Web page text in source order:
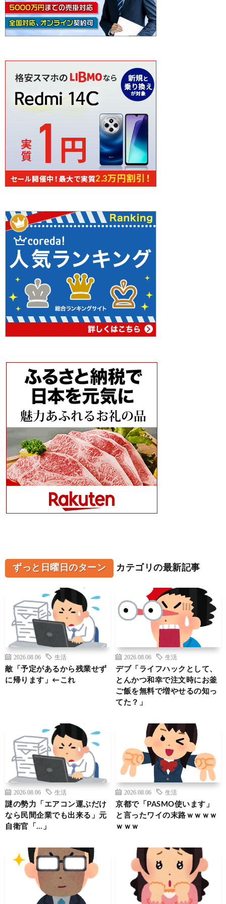
ずっと日曜日のターン カテゴリの最新記事
2026.08.06 生活
敵「予定があるから残業せず
に帰ります」←これ
2026.08.06 生活
デブ「ライフハックとして、
とんかつ和幸で注文時にお釜
ご飯を無料で増やせるの知っ
てた？」
2026.08.06 生活
謎の勢力「エアコン運ぶだけ
なら民間企業でも出来る」元
自衛官「…」
2026.08.06 生活
京都で「PASMO使います」
と言ったワイの末路ｗｗｗｗ
ｗｗｗ